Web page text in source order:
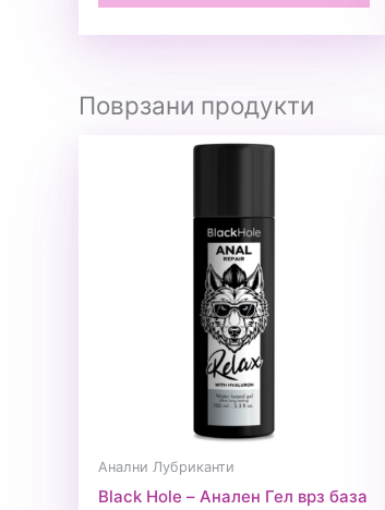
Поврзани продукти
Анални Лубриканти
Black Hole – Анален Гел врз база